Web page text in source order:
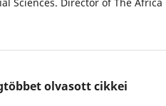
olvasott cikkei